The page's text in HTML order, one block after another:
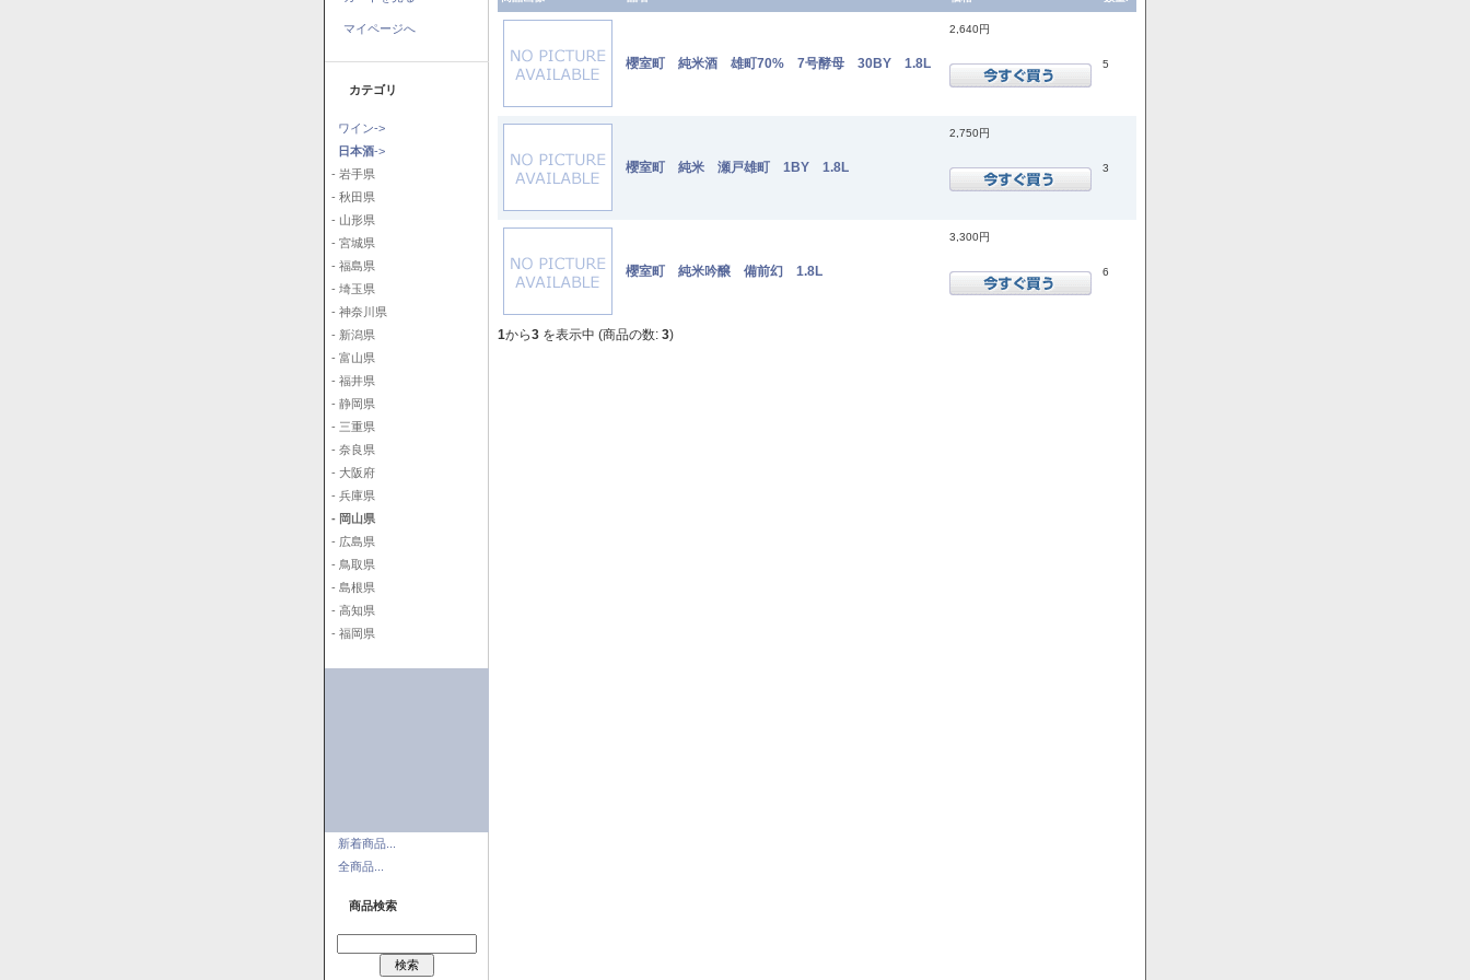
マイページへ
カテゴリ
ワイン->
日本酒->
- 岩手県
- 秋田県
- 山形県
- 宮城県
- 福島県
- 埼玉県
- 神奈川県
- 新潟県
- 富山県
- 福井県
- 静岡県
- 三重県
- 奈良県
- 大阪府
- 兵庫県
- 岡山県
- 広島県
- 鳥取県
- 島根県
- 高知県
- 福岡県
新着商品...
全商品...
商品検索
櫻室町 純米酒 雄町70% 7号酵母 30BY 1.8L
2,640円
5
櫻室町 純米 瀬戸雄町 1BY 1.8L
2,750円
3
櫻室町 純米吟醸 備前幻 1.8L
3,300円
6
1から3 を表示中 (商品の数: 3)